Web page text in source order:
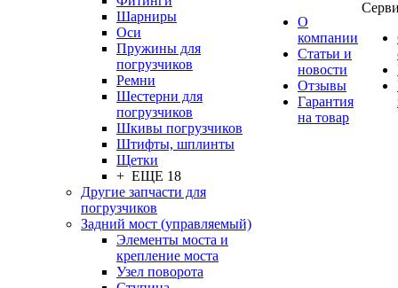
Шарниры
Оси
Пружины для
погрузчиков
Ремни
Шестерни для
погрузчиков
Шкивы погрузчиков
Штифты, шплинты
Щетки
+ ЕЩЕ 18
Другие запчасти для
погрузчиков
Задний мост (управляемый)
Элементы моста и
крепление моста
Узел поворота
О
компании
Статьи и
новости
Отзывы
Гарантия
на товар